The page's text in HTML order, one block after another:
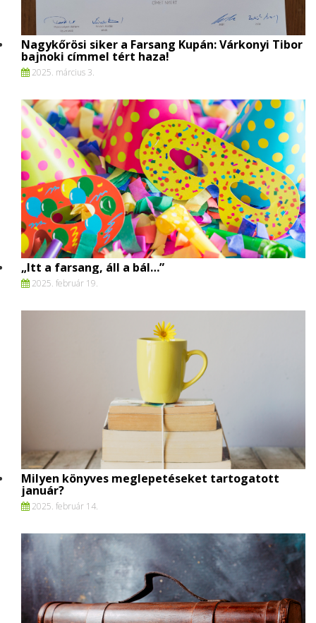
Nagykőrösi siker a Farsang Kupán: Várkonyi Tibor
bajnoki címmel tért haza!
2025. március 3.
„Itt a farsang, áll a bál…”
2025. február 19.
Milyen könyves meglepetéseket tartogatott
január?
2025. február 14.